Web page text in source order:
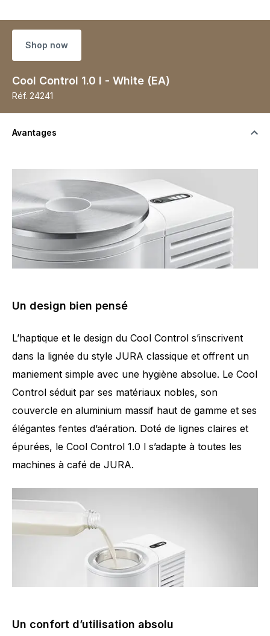
Shop now
Cool Control 1.0 l - White (EA)
Réf. 24241
Avantages
Un design bien pensé
L’haptique et le design du Cool Control s’inscrivent
dans la lignée du style JURA classique et offrent un
maniement simple avec une hygiène absolue. Le Cool
Control séduit par ses matériaux nobles, son
couvercle en aluminium massif haut de gamme et ses
élégantes fentes d’aération. Doté de lignes claires et
épurées, le Cool Control 1.0 l s’adapte à toutes les
machines à café de JURA.
Un confort d’utilisation absolu